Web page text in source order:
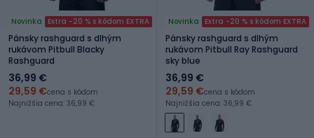
Novinka Extra -20 % s kódom EXTRA
Pánsky rashguard s dlhým
rukávom Pitbull Blacky
Rashguard
36,99 €
29,59 €cena s kódom
Najnižšia cena: 36,99 €
Novinka Extra -20 % s kódom EXTRA
Pánsky rashguard s dlhým
rukávom Pitbull Ray Rashguard
sky blue
36,99 €
29,59 €cena s kódom
Najnižšia cena: 36,99 €